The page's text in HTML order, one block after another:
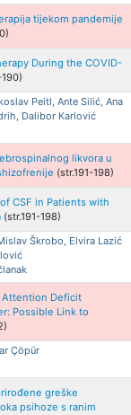
tijekom pandemije
During the COVID-
Peitl, Ante Silić, Ana
Dalibor Karlović
likvora u
(str.191-198)
CSF in Patients with
(str.191-198)
Škrobo, Elvira Lazić
Attention Deficit
Possible Link to
Çöpür
greške
psihoze s ranim